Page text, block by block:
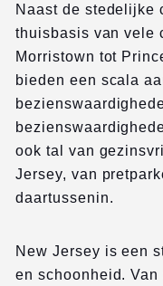
Naast de stedelijke
thuisbasis van vele
Morristown tot
bieden een scala
ook tal van
Jersey, van
daartussenin.
New Jersey is een
en schoonheid.